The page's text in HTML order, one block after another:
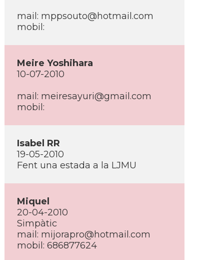
mail: mppsouto@hotmail.com
mobil:
Meire Yoshihara
10-07-2010
mail: meiresayuri@gmail.com
mobil:
Isabel RR
19-05-2010
Fent una estada a la LJMU
Miquel
20-04-2010
Simpàtic
mail: mijorapro@hotmail.com
mobil: 686877624